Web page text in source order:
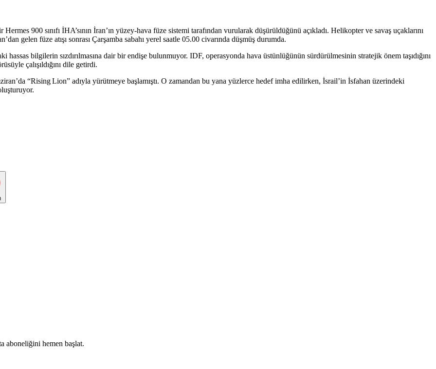
900 sınıfı İHA’sının İran’ın yüzey-hava füze sistemi tarafından vurularak düşürüldüğünü açıkladı. Helikopter ve savaş uçaklarını
gelen füze atışı sonrası Çarşamba sabahı yerel saatle 05.00 civarında düşmüş durumda.
bilgilerin sızdırılmasına dair bir endişe bulunmuyor. IDF, operasyonda hava üstünlüğünün sürdürülmesinin stratejik önem taşıdığını
çalışıldığını dile getirdi.
“Rising Lion” adıyla yürütmeye başlamıştı. O zamandan bu yana yüzlerce hedef imha edilirken, İsrail’in İsfahan üzerindeki
aboneliğini hemen başlat.